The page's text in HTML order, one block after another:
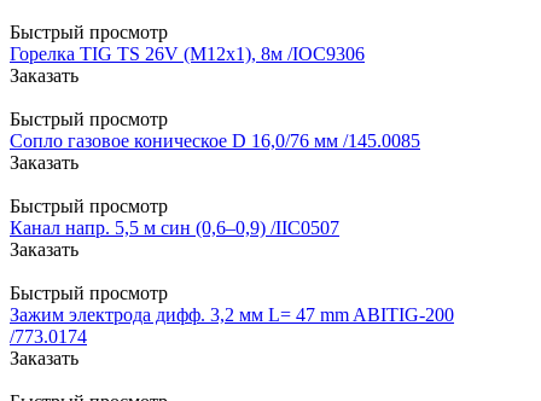
Быстрый просмотр
Горелка TIG TS 26V (М12х1), 8м /IOС9306
Заказать
Быстрый просмотр
Сопло газовое коническое D 16,0/76 мм /145.0085
Заказать
Быстрый просмотр
Канал напр. 5,5 м син (0,6–0,9) /IIC0507
Заказать
Быстрый просмотр
Зажим электрода дифф. 3,2 мм L= 47 mm ABITIG-200
/773.0174
Заказать